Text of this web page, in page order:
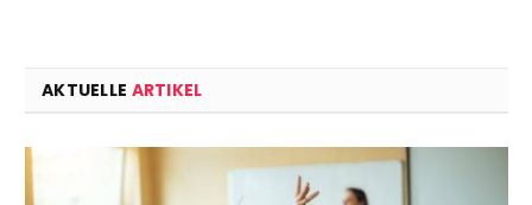
AKTUELLE ARTIKEL